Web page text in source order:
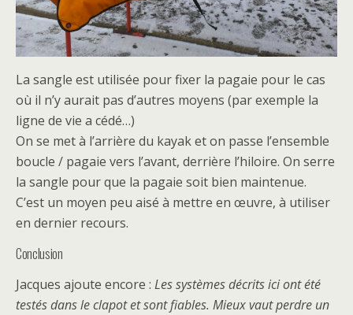
La sangle est utilisée pour fixer la pagaie pour le cas
où il n’y aurait pas d’autres moyens (par exemple la
ligne de vie a cédé…)
On se met à l’arrière du kayak et on passe l’ensemble
boucle / pagaie vers l’avant, derrière l’hiloire. On serre
la sangle pour que la pagaie soit bien maintenue.
C’est un moyen peu aisé à mettre en œuvre, à utiliser
en dernier recours.
Conclusion
Jacques ajoute encore : Les systèmes décrits ici ont été
testés dans le clapot et sont fiables. Mieux vaut perdre un